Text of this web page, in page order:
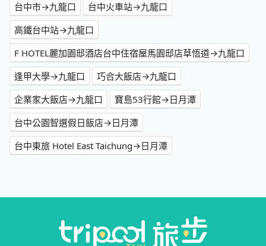
台中市→九龍口
台中火車站→九龍口
高鐵台中站→九龍口
F HOTEL麗加園邸酒店台中住宿屋馬園邸店草悟道→九龍口
逢甲大學→九龍口
巧合大飯店→九龍口
企業家大飯店→九龍口
寶島53行館→日月潭
台中公園智選假日飯店→日月潭
台中東旅 Hotel East Taichung→日月潭